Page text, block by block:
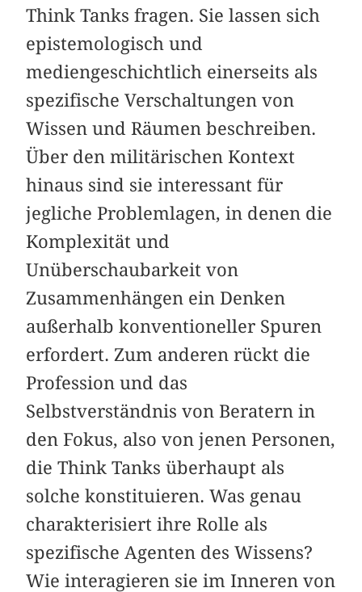
Think Tanks fragen. Sie lassen sich
epistemologisch und
mediengeschichtlich einerseits als
spezifische Verschaltungen von
Wissen und Räumen beschreiben.
Über den militärischen Kontext
hinaus sind sie interessant für
jegliche Problemlagen, in denen die
Komplexität und
Unüberschaubarkeit von
Zusammenhängen ein Denken
außerhalb konventioneller Spuren
erfordert. Zum anderen rückt die
Profession und das
Selbstverständnis von Beratern in
den Fokus, also von jenen Personen,
die Think Tanks überhaupt als
solche konstituieren. Was genau
charakterisiert ihre Rolle als
spezifische Agenten des Wissens?
Wie interagieren sie im Inneren von